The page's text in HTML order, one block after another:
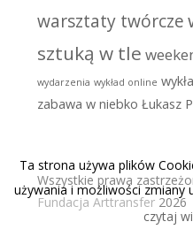
warsztaty twórcze
sztuką w tle
wydarzenia wykład online
zabawa w niebko Łukasz
Wszystkie prawa
Fundacja Arttransfer 2026
Ta strona używa plików
używania i możliwości zmiany
czytaj